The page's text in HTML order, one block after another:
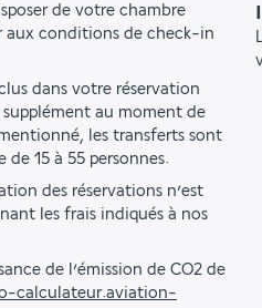
de votre chambre
aux conditions de check-in
dans votre réservation
au moment de
les transferts sont
15 à 55 personnes.
des réservations n’est
les frais indiqués à nos
de l’émission de CO2 de
calculateur.aviation-